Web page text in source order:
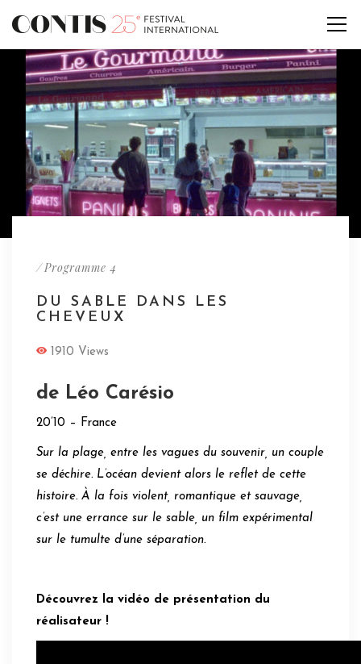
/Programme 4
DU SABLE DANS LES
CHEVEUX
1910 Views
de Léo Carésio
20’10 – France
Sur la plage, entre les vagues du souvenir, un couple
se déchire. L’océan devient alors le reflet de cette
histoire. À la fois violent, romantique et sauvage,
c’est une errance sur le sable, un film expérimental
sur le tumulte d’une séparation.
Découvrez la vidéo de présentation du
réalisateur !